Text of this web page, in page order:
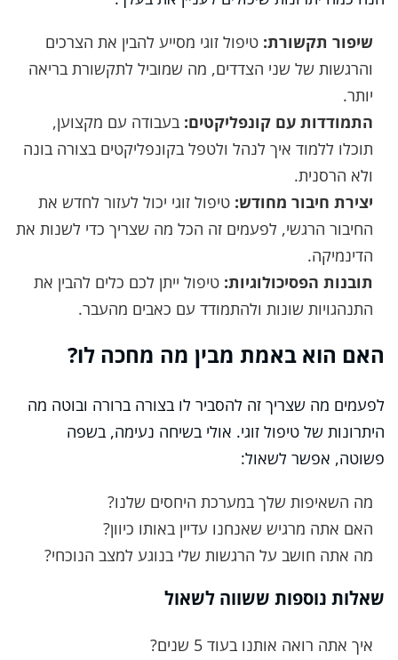
שיפור תקשורת: טיפול זוגי מסייע להבין את הצרכים
והרגשות של שני הצדדים, מה שמוביל לתקשורת בריאה
יותר.
התמודדות עם קונפליקטים: בעבודה עם מקצוען,
תוכלו ללמוד איך לנהל ולטפל בקונפליקטים בצורה בונה
ולא הרסנית.
יצירת חיבור מחודש: טיפול זוגי יכול לעזור לחדש את
החיבור הרגשי, לפעמים זה הכל מה שצריך כדי לשנות את
הדינמיקה.
תובנות הפסיכולוגיות: טיפול ייתן לכם כלים להבין את
התנהגויות שונות ולהתמודד עם כאבים מהעבר.
האם הוא באמת מבין מה מחכה לו?
לפעמים מה שצריך זה להסביר לו בצורה ברורה ובוטה מה
היתרונות של טיפול זוגי. אולי בשיחה נעימה, בשפה
פשוטה, אפשר לשאול:
מה השאיפות שלך במערכת היחסים שלנו?
האם אתה מרגיש שאנחנו עדיין באותו כיוון?
מה אתה חושב על הרגשות שלי בנוגע למצב הנוכחי?
שאלות נוספות ששווה לשאול
איך אתה רואה אותנו בעוד 5 שנים?